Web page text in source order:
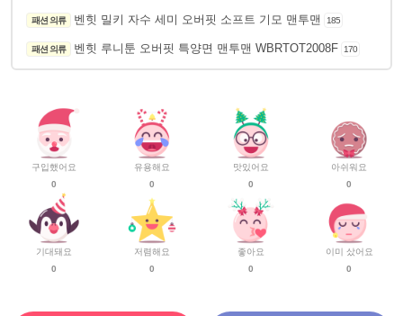
패션 의류 벤힛 밀키 자수 세미 오버핏 소프트 기모 맨투맨 185
패션 의류 벤힛 루니툰 오버핏 특양면 맨투맨 WBRTOT2008F 170
구입했어요
0
기대돼요
0
유용해요
0
저렴해요
0
맛있어요
0
좋아요
0
아쉬워요
0
이미 샀어요
0